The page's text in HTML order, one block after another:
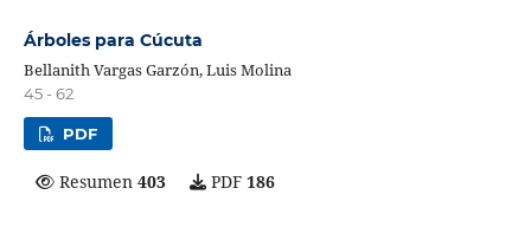
Árboles para Cúcuta
Bellanith Vargas Garzón, Luis Molina
45 - 62
PDF
Resumen 403 PDF 186